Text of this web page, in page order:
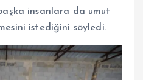
insanlara da umut
istediğini söyledi.